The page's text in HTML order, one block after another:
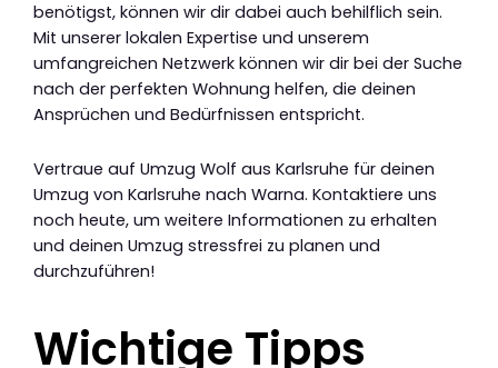
benötigst, können wir dir dabei auch behilflich sein.
Mit unserer lokalen Expertise und unserem
umfangreichen Netzwerk können wir dir bei der Suche
nach der perfekten Wohnung helfen, die deinen
Ansprüchen und Bedürfnissen entspricht.
Vertraue auf Umzug Wolf aus Karlsruhe für deinen
Umzug von Karlsruhe nach Warna. Kontaktiere uns
noch heute, um weitere Informationen zu erhalten
und deinen Umzug stressfrei zu planen und
durchzuführen!
Wichtige Tipps